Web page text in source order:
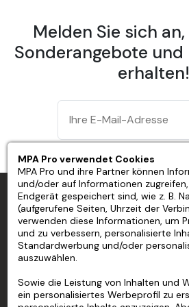
Streifenbreite 600 mm
Überlappung Stoß an Stoß
Gewicht 175 g/m² gemäß ISO
Dicke 177 Mikrometer/7 Mil
Testmethode
Opazität 94 % gemäß TAPPI T
Helligkeit 83 % gemäß ISO 2470-
Oberflächenbeschaffenheit: matt
Betriebstemperatur: 15 bis 30 °C
Luftfeuchtigkeit bei Betrieb: 15 bis
Luftfeuchtigkeit
Melden Sie sich
Sonderangebote und
erhalten!
MPA PRO SPEZIALIST FÜR
MPA PRO
UNSERE DIENSTLEISTUNGEN
MPA Pro verwendet Cookies
MPA Pro und ihre Partner können
und/oder auf Informationen
Endgerät gespeichert sind, wie z. B.
(aufgerufene Seiten, Uhrzeit der
verwenden diese Informationen, um
und zu verbessern, personalisierte
Standardwerbung und/oder
auszuwählen.
Sowie die Leistung von Inhalten und
ein personalisiertes Werbeprofil zu